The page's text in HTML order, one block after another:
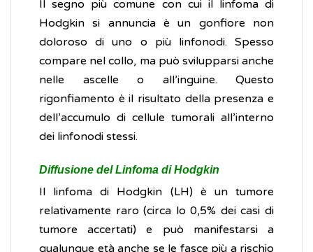
Il segno più comune con cui il linfoma di
Hodgkin si annuncia è un gonfiore non
doloroso di uno o più linfonodi. Spesso
compare nel collo, ma può svilupparsi anche
nelle ascelle o all’inguine. Questo
rigonfiamento è il risultato della presenza e
dell’accumulo di cellule tumorali all’interno
dei linfonodi stessi.
Diffusione del Linfoma di Hodgkin
Il linfoma di Hodgkin (LH) è un tumore
relativamente raro (circa lo 0,5% dei casi di
tumore accertati) e può manifestarsi a
qualunque età anche se le fasce più a rischio